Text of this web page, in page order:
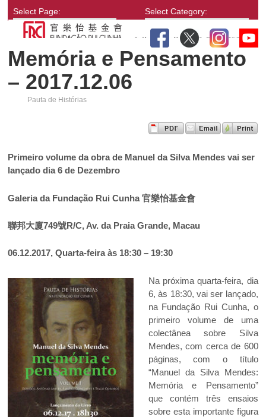
Select Page: Select Category:
Memória e Pensamento
– 2017.12.06
Pauta de Histórias
Primeiro volume da obra de Manuel da Silva Mendes vai ser
lançado dia 6 de Dezembro
Galeria da Fundação Rui Cunha 官樂怡基金會
聯邦大廈749號R/C, Av. da Praia Grande, Macau
06.12.2017, Quarta-feira às 18:30 – 19:30
Na próxima quarta-feira, dia
6, às 18:30, vai ser lançado,
na Fundação Rui Cunha, o
primeiro volume de uma
colectânea sobre Silva
Mendes, com cerca de 600
páginas, com o título
“Manuel da Silva Mendes:
Memória e Pensamento”
que contém três ensaios
sobre esta importante figura